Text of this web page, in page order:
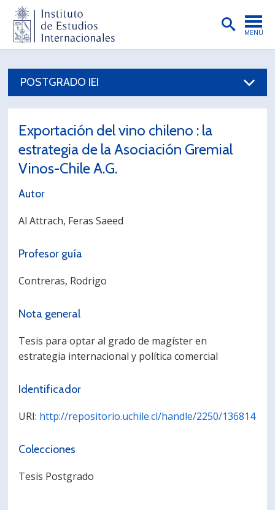
MENÚ
POSTGRADO
INVESTIGACIÓN
PUBLICACIONES
Postulantes
Estudiantes Egresados
POSTGRADO IEI
Exportación del vino chileno : la
estrategia de la Asociación Gremial
Vinos-Chile A.G.
Autor
Al Attrach, Feras Saeed
Profesor guía
Contreras, Rodrigo
Nota general
Tesis para optar al grado de magíster en
estrategia internacional y política comercial
Identificador
URI: http://repositorio.uchile.cl/handle/2250/136814
Colecciones
Tesis Postgrado